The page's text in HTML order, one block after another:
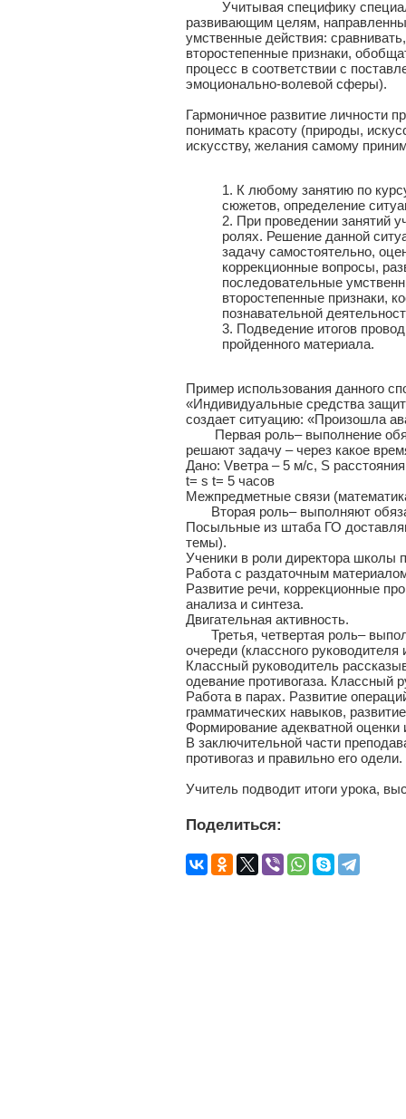
Учитывая специфику
развивающим целям,
умственные действия:
второстепенные признаки,
процесс в соответствии с
эмоционально-волевой сферы).
Гармоничное развитие личности
понимать красоту (природы,
искусству, желания самому
1. К любому занятию по
сюжетов, определение
2. При проведении занятий
ролях. Решение данной
задачу самостоятельно,
коррекционные вопросы,
последовательные
второстепенные признаки,
познавательной
3. Подведение итогов
пройденного материала.
Пример использования данного
«Индивидуальные средства
создает ситуацию: «Произошла
Первая роль– выполнение
решают задачу – через какое
Дано: Vветра – 5 м/с, S
t= s t= 5 часов
Межпредметные связи
Вторая роль– выполняют
Посыльные из штаба ГО
темы).
Ученики в роли директора школы
Работа с раздаточным
Развитие речи, коррекционные
анализа и синтеза.
Двигательная активность.
Третья, четвертая роль–
очереди (классного руководителя
Классный руководитель
одевание противогаза. Классный
Работа в парах. Развитие
грамматических навыков,
Формирование адекватной
В заключительной части
противогаз и правильно его одели.
Учитель подводит итоги урока,
Поделиться: